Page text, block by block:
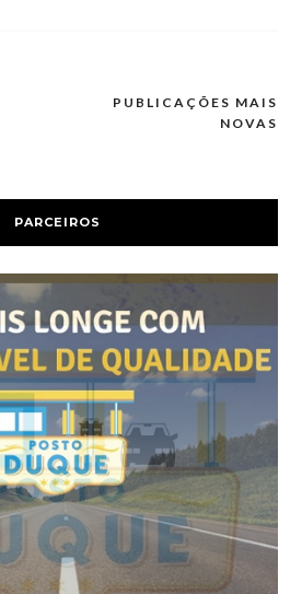
PUBLICAÇÕES MAIS
NOVAS
PARCEIROS